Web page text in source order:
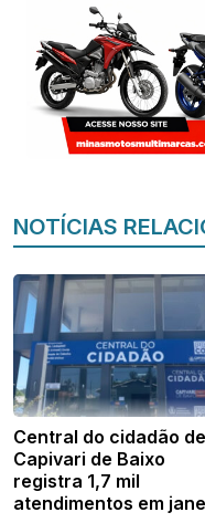
NOTÍCIAS
Central do cidadão de
Capivari de Baixo
registra 1,7 mil
atendimentos em